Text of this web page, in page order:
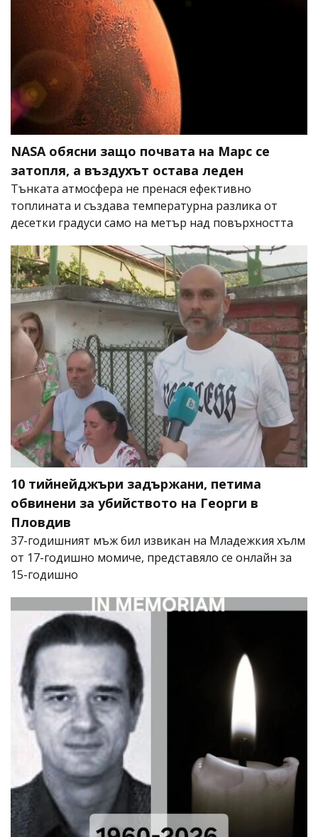
NASA обясни защо почвата на Марс се
затопля, а въздухът остава леден
Тънката атмосфера не пренася ефективно
топлината и създава температурна разлика от
десетки градуси само на метър над повърхността
10 тийнейджъри задържани, петима
обвинени за убийството на Георги в
Пловдив
37-годишният мъж бил извикан на Младежкия хълм
от 17-годишно момиче, представяло се онлайн за
15-годишно